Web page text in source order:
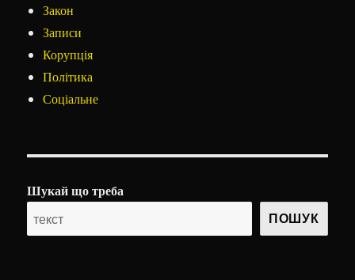
Закон
Записи
Корупція
Політика
Соціальне
Шукай що треба
ПОШУК